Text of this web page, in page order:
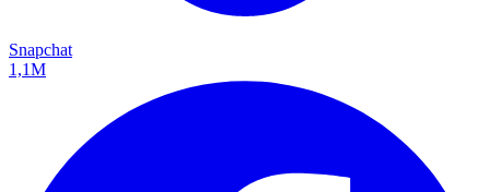
Snapchat
1,1M